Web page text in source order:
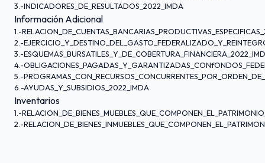
3.-INDICADORES_DE_RESULTADOS_2022_IMDA
Información Adicional
1.-
2.-
3.-
4.-
5.-
6.-AYUDAS_Y_SUBSIDIOS_2022_IMDA
Inventarios
1.-
2.-